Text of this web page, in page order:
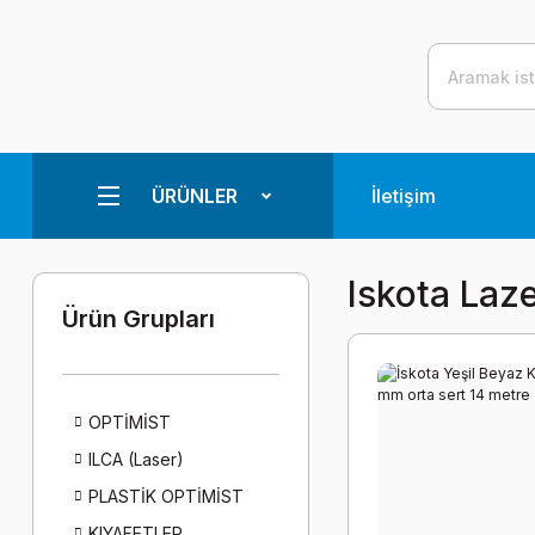
ÜRÜNLER İletişim
Ürün Grupları
OPTİMİST
ILCA (Laser)
PLASTİK OPTİMİST
Iskota